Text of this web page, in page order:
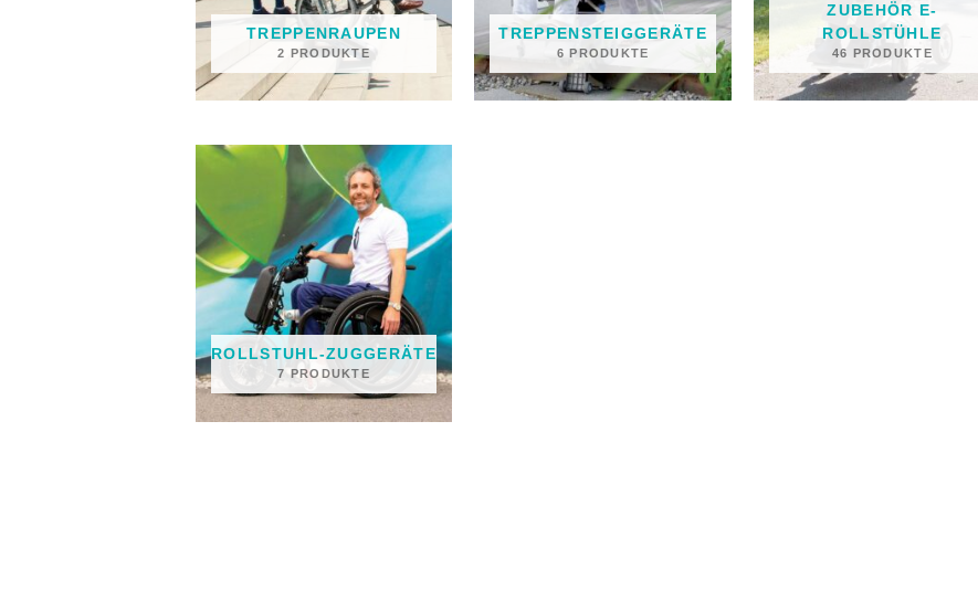
TREPPENRAUPEN
2 PRODUKTE
TREPPENSTEIGGERÄTE
6 PRODUKTE
ZUBEHÖR E-
ROLLSTÜHLE
46 PRODUKTE
ROLLSTUHL-ZUGGERÄTE
7 PRODUKTE